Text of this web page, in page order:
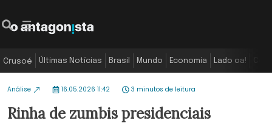
Crusoé Últimas Notícias Brasil Mundo Economia Lado oa!
Análise 16.05.2026 11:42 3 minutos de leitura
Rinha de zumbis presidenciais